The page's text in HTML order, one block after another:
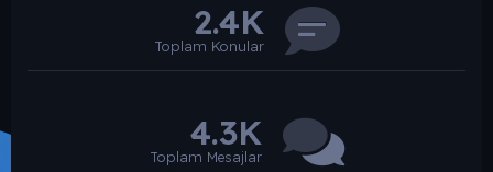
2.4K
Toplam Konular
4.3K
Toplam Mesajlar